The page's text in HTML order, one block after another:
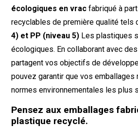
écologiques en vracfabriqué à
recyclables de première qualité tels
4) et PP (niveau 5)Les plastiques
écologiques. En collaborant avec
partagent vos objectifs de
pouvez garantir que vos emballages
normes environnementales les plus
Pensez aux emballages
plastique recyclé.